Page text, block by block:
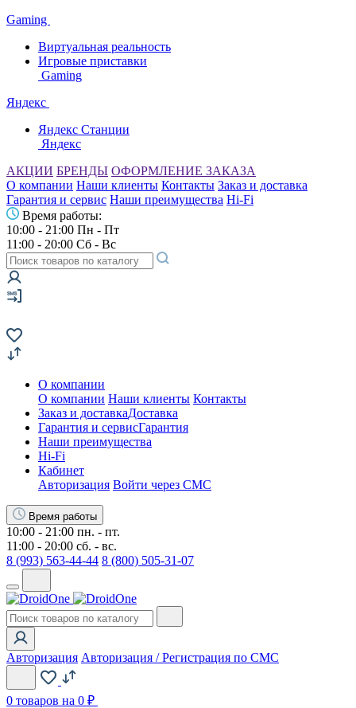
Gaming
Виртуальная реальность
Игровые приставки
Gaming
Яндекс
Яндекс Станции
Яндекс
АКЦИИ БРЕНДЫ ОФОРМЛЕНИЕ ЗАКАЗА
О компании Наши клиенты Контакты Заказ и доставка
Гарантия и сервис Наши преимущества Hi-Fi
Время работы:
10:00 - 21:00 Пн - Пт
11:00 - 20:00 Сб - Вс
О компании
О компании Наши клиенты Контакты
Заказ и доставкаДоставка
Гарантия и сервисГарантия
Наши преимущества
Hi-Fi
Кабинет
Авторизация Войти через СМС
Время работы
10:00 - 21:00 пн. - пт.
11:00 - 20:00 сб. - вс.
8 (993) 563-44-44 8 (800) 505-31-07
Авторизация Авторизация / Регистрация по СМС
0 товаров на 0 ₽